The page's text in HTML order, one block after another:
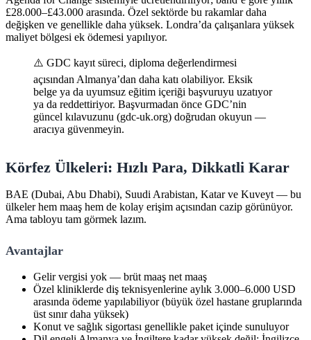
£28.000–£43.000 arasında. Özel sektörde bu rakamlar daha
değişken ve genellikle daha yüksek. Londra’da çalışanlara yüksek
maliyet bölgesi ek ödemesi yapılıyor.
⚠️ GDC kayıt süreci, diploma değerlendirmesi
açısından Almanya’dan daha katı olabiliyor. Eksik
belge ya da uyumsuz eğitim içeriği başvuruyu uzatıyor
ya da reddettiriyor. Başvurmadan önce GDC’nin
güncel kılavuzunu (gdc-uk.org) doğrudan okuyun —
aracıya güvenmeyin.
Körfez Ülkeleri: Hızlı Para, Dikkatli Karar
BAE (Dubai, Abu Dhabi), Suudi Arabistan, Katar ve Kuveyt — bu
ülkeler hem maaş hem de kolay erişim açısından cazip görünüyor.
Ama tabloyu tam görmek lazım.
Avantajlar
Gelir vergisi yok — brüt maaş net maaş
Özel kliniklerde diş teknisyenlerine aylık 3.000–6.000 USD
arasında ödeme yapılabiliyor (büyük özel hastane gruplarında
üst sınır daha yüksek)
Konut ve sağlık sigortası genellikle paket içinde sunuluyor